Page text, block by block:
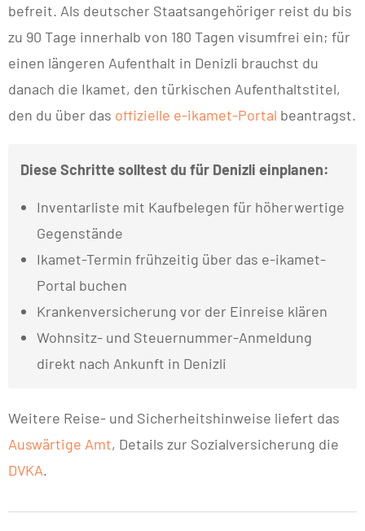
befreit. Als deutscher Staatsangehöriger reist du bis
zu 90 Tage innerhalb von 180 Tagen visumfrei ein; für
einen längeren Aufenthalt in Denizli brauchst du
danach die Ikamet, den türkischen Aufenthaltstitel,
den du über das offizielle e-ikamet-Portal beantragst.
Diese Schritte solltest du für Denizli einplanen:
Inventarliste mit Kaufbelegen für höherwertige
Gegenstände
Ikamet-Termin frühzeitig über das e-ikamet-
Portal buchen
Krankenversicherung vor der Einreise klären
Wohnsitz- und Steuernummer-Anmeldung
direkt nach Ankunft in Denizli
Weitere Reise- und Sicherheitshinweise liefert das
Auswärtige Amt, Details zur Sozialversicherung die
DVKA.